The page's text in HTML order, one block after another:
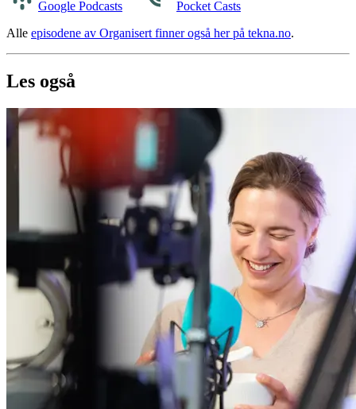
Google Podcasts
Pocket Casts
Alle episodene av Organisert finner også her på tekna.no.
Les også